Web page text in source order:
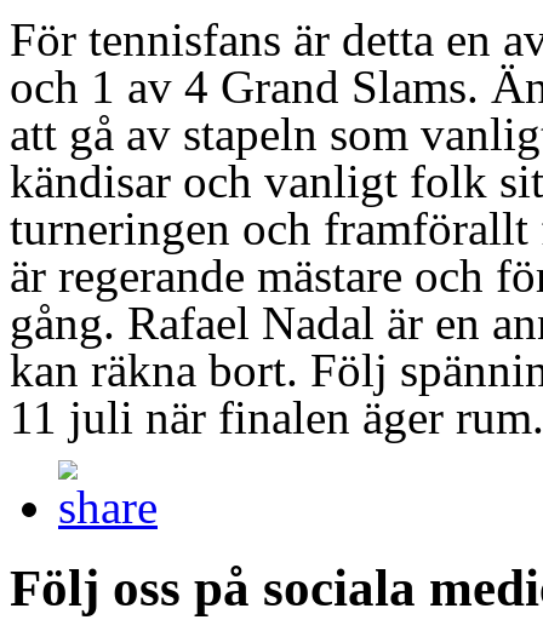
För tennisfans är detta en
och 1 av 4 Grand Slams.
att gå av stapeln som
kändisar och vanligt folk
turneringen och
är regerande mästare och
gång. Rafael Nadal är en
kan räkna bort. Följ
11 juli när finalen äger rum.
Följ oss på sociala